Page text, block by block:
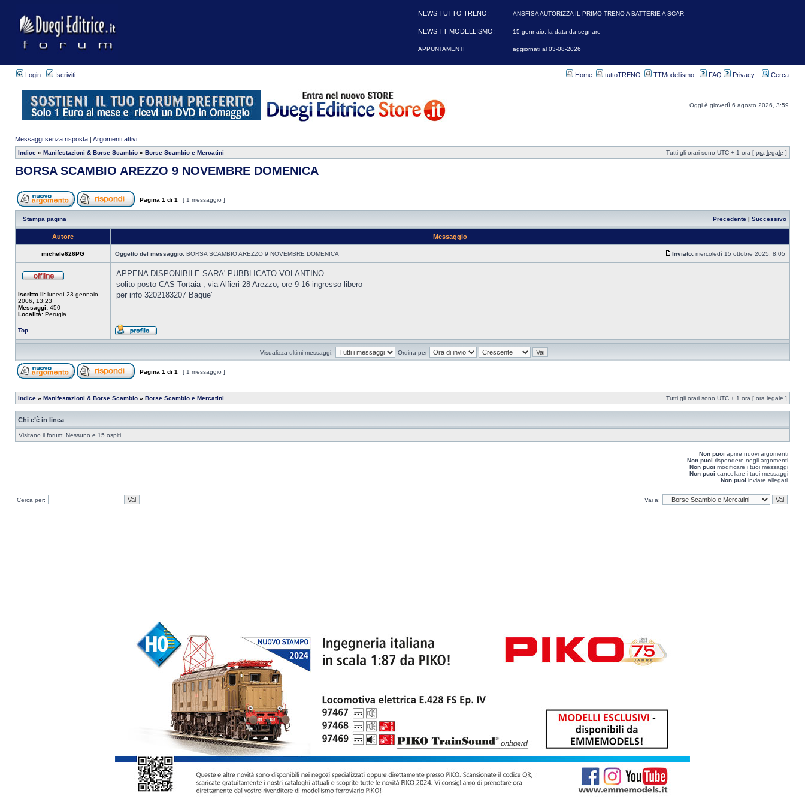
Login Iscriviti Home tuttoTRENO TTModellismo FAQ Privacy Cerca
Oggi è giovedì 6 agosto 2026, 3:59
Messaggi senza risposta | Argomenti attivi
Indice » Manifestazioni & Borse Scambio » Borse Scambio e Mercatini Tutti gli orari sono UTC + 1 ora [ ora legale ]
BORSA SCAMBIO AREZZO 9 NOVEMBRE DOMENICA
Pagina 1 di 1 [ 1 messaggio ]
Stampa pagina Precedente | Successivo
Autore Messaggio
michele626PG Oggetto del messaggio: BORSA SCAMBIO AREZZO 9 NOVEMBRE DOMENICA Inviato: mercoledì 15 ottobre 2025, 8:05
Iscritto il: lunedì 23 gennaio
2006, 13:23
Messaggi: 450
Località: Perugia
APPENA DISPONIBILE SARA' PUBBLICATO VOLANTINO
solito posto CAS Tortaia , via Alfieri 28 Arezzo, ore 9-16 ingresso libero
per info 3202183207 Baque'
Top
Visualizza ultimi messaggi: Ordina per
Pagina 1 di 1 [ 1 messaggio ]
Indice » Manifestazioni & Borse Scambio » Borse Scambio e Mercatini Tutti gli orari sono UTC + 1 ora [ ora legale ]
Chi c’è in linea
Visitano il forum: Nessuno e 15 ospiti
Non puoi aprire nuovi argomenti
Non puoi rispondere negli argomenti
Non puoi modificare i tuoi messaggi
Non puoi cancellare i tuoi messaggi
Non puoi inviare allegati
Cerca per: Vai a:
NEWS TUTTO TRENO: ANSFISA AUTORIZZA IL PRIMO TRENO A BATTERIE A SCAR
NEWS TT MODELLISMO: 15 gennaio: la data da segnare
APPUNTAMENTI aggiornati al 03-08-2026